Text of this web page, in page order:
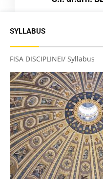
SYLLABUS
FISA DISCIPLINEI/ Syllabus